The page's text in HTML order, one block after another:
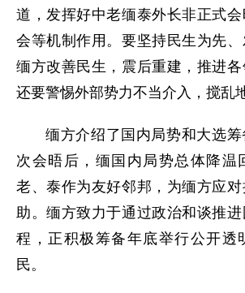
道，发挥好中老缅泰外长非正式
会等机制作用。要坚持民生为先
缅方改善民生，震后重建，推进各
还要警惕外部势力不当介入，搅乱
缅方介绍了国内局势和大选
次会晤后，缅国内局势总体降温
老、泰作为友好邻邦，为缅方应
助。缅方致力于通过政治和谈推
程，正积极筹备年底举行公开透
民。